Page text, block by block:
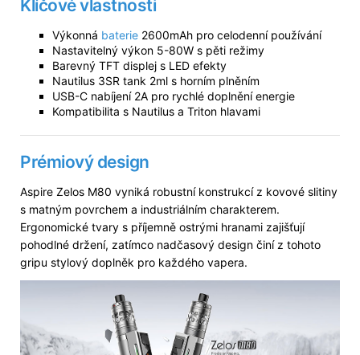
Klíčové vlastnosti
Výkonná baterie 2600mAh pro celodenní používání
Nastavitelný výkon 5-80W s pěti režimy
Barevný TFT displej s LED efekty
Nautilus 3SR tank 2ml s horním plněním
USB-C nabíjení 2A pro rychlé doplnění energie
Kompatibilita s Nautilus a Triton hlavami
Prémiový design
Aspire Zelos M80 vyniká robustní konstrukcí z kovové slitiny
s matným povrchem a industriálním charakterem.
Ergonomické tvary s příjemně ostrými hranami zajišťují
pohodlné držení, zatímco nadčasový design činí z tohoto
gripu stylový doplněk pro každého vapera.